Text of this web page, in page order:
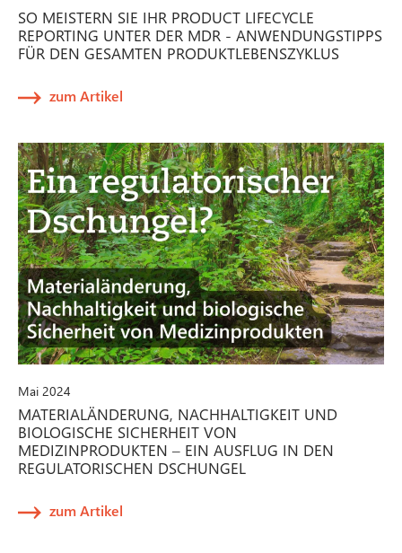
SO MEISTERN SIE IHR PRODUCT LIFECYCLE
REPORTING UNTER DER MDR - ANWENDUNGSTIPPS
FÜR DEN GESAMTEN PRODUKTLEBENSZYKLUS
zum Artikel
Mai 2024
MATERIALÄNDERUNG, NACHHALTIGKEIT UND
BIOLOGISCHE SICHERHEIT VON
MEDIZINPRODUKTEN – EIN AUSFLUG IN DEN
REGULATORISCHEN DSCHUNGEL
zum Artikel